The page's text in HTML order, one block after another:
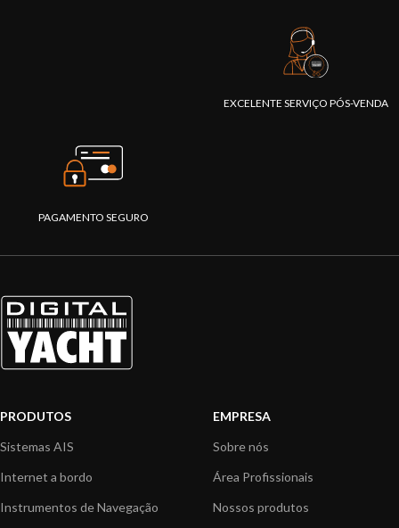
EXCELENTE SERVIÇO PÓS-VENDA
PAGAMENTO SEGURO
PRODUTOS
Sistemas AIS
Internet a bordo
Instrumentos de Navegação
EMPRESA
Sobre nós
Área Profissionais
Nossos produtos